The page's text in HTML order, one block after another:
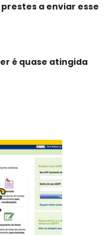
a enviar esse
é quase atingida